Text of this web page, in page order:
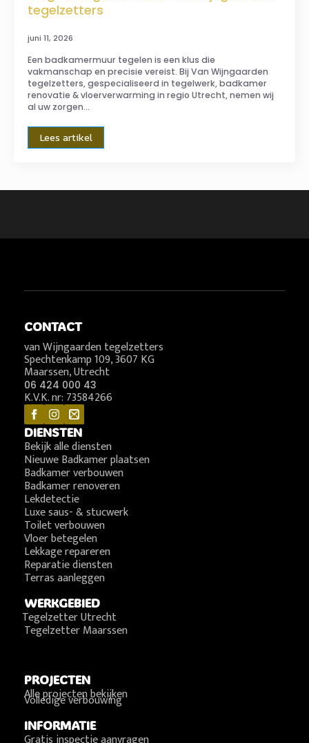
tegelzetters
juni 11, 2026
Een badkamermuur tegelen is een klus die
vakmanschap en precisie vereist. Bij Van Wijngaarden
tegelzetters, gespecialiseerd in tegelwerk, badkamer
renovatie & vloerverwarming in regio Utrecht, nemen wij
al uw zorgen…
Lees artikel
CONTACT
van Wijngaarden tegelzetters
Spechtenkamp 109, 3607 KG
Maarssen, Utrecht
06 424 000 43
K.V.K. nr: 73584266
DIENSTEN
Bekijk alle diensten
Nieuwe Badkamer plaatsen
Badkamer verbouwen
Badkamer renoveren
Lekdetectie
Luxe saus- & stucwerk
Toilet verbouwen
Vloer betegelen
Lekkage repareren
Reparatie diensten
Terras aanleggen
WERKGEBIED
Tegelzetter Utrecht
Tegelzetter Maarssen
PROJECTEN
Alle projecten bekijken
Volledige verbouwing
INFORMATIE